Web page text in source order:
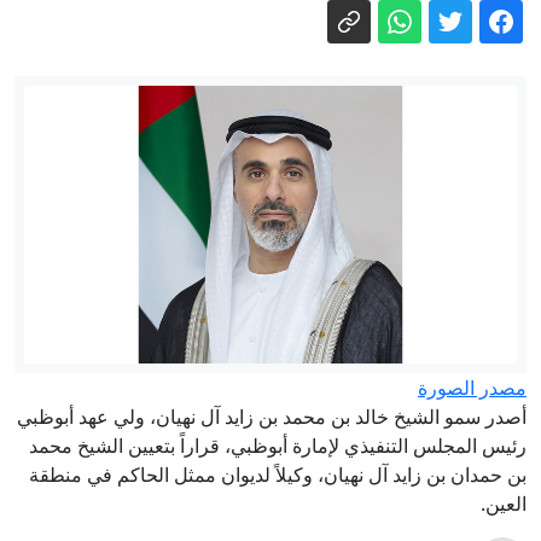
مجتبى خامنئي دون توضيح تاريخه
منها الأطباء؟
بلغاريا تستدعي سفيرة أوكرانيا إثر انفجار
مسيّرة قرب خط غاز إستراتيجي
نائب أمريكي: اتفاقية السعودية وتركيا
وباكستان إنجاز يحسب لترامب
مصرع طياري مروحية إطفاء في يوتا
الأمريكية
إيران مباشر.. اتفاق وشيك بين طهران
ومسقط والحرس الثوري يشترط لفتح
هرمز
مصدر الصورة
أصدر سمو الشيخ خالد بن محمد بن زايد آل نهيان، ولي عهد أبوظبي
رئيس المجلس التنفيذي لإمارة أبوظبي، قراراً بتعيين الشيخ محمد
بن حمدان بن زايد آل نهيان، وكيلاً لديوان ممثل الحاكم في منطقة
العين.